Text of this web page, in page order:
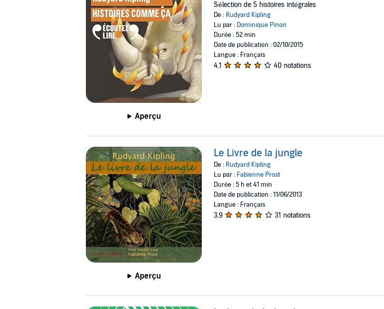
Aperçu
Sélection de 5 histoires intégrales
De : Rudyard Kipling
Lu par : Dominique Pinon
Durée : 52 min
Date de publication : 02/10/2015
Langue : Français
4,1 40 notations
Aperçu
Le Livre de la jungle
De : Rudyard Kipling
Lu par : Fabienne Prost
Durée : 5 h et 41 min
Date de publication : 11/06/2013
Langue : Français
3,9 31 notations